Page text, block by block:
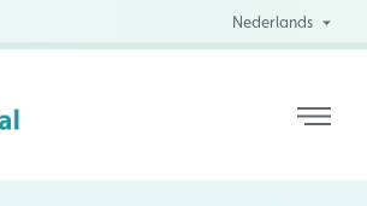
Nederlands